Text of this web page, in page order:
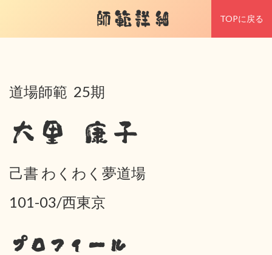
師範詳細 TOPに戻る
道場師範 25期
大里 康子
己書 わくわく夢道場
101-03/西東京
プロフィール